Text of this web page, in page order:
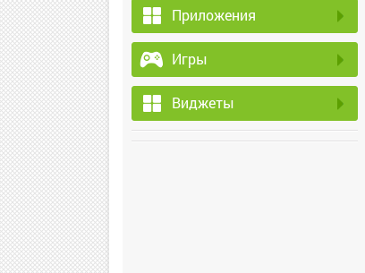
Приложения
Игры
Виджеты